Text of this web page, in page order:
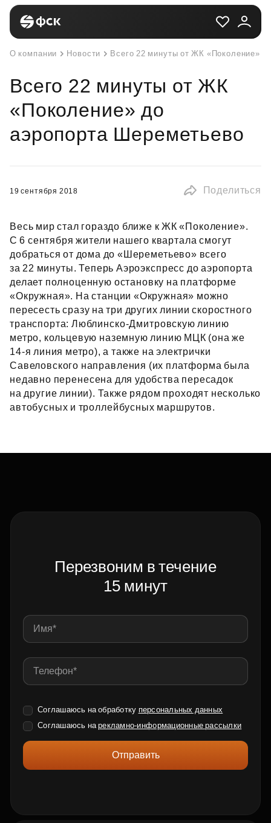
О компании Новости Всего 22 минуты от ЖК «Поколение»
Всего 22 минуты от ЖК
«Поколение» до
аэропорта Шереметьево
19 сентября 2018 Поделиться
Весь мир стал гораздо ближе к ЖК «Поколение».
С 6 сентября жители нашего квартала смогут
добраться от дома до «Шереметьево» всего
за 22 минуты. Теперь Аэроэкспресс до аэропорта
делает полноценную остановку на платформе
«Окружная». На станции «Окружная» можно
пересесть сразу на три других линии скоростного
транспорта: Люблинско‑Дмитровскую линию
метро, кольцевую наземную линию МЦК (она же
14‑я линия метро), а также на электрички
Савеловского направления (их платформа была
недавно перенесена для удобства пересадок
на другие линии). Также рядом проходят несколько
автобусных и троллейбусных маршрутов.
Перезвоним в течение
15 минут
Соглашаюсь на обработку персональных данных
Соглашаюсь нарекламно-информационные рассылки
Отправить